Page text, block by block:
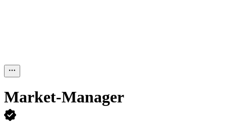
Market-Manager